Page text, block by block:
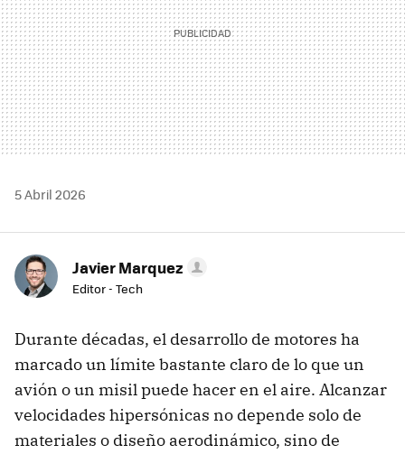
5 Abril 2026
Javier Marquez
Editor - Tech
Durante décadas, el desarrollo de motores ha
marcado un límite bastante claro de lo que un
avión o un misil puede hacer en el aire. Alcanzar
velocidades hipersónicas no depende solo de
materiales o diseño aerodinámico, sino de